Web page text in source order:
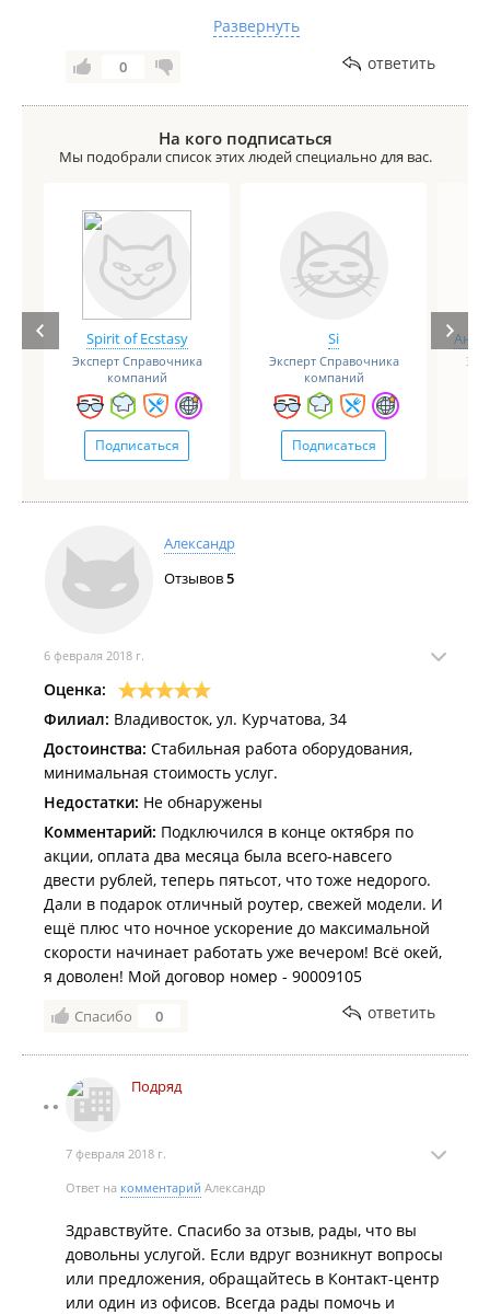
мы писали на сайте
https://podryad.tv/vladivostok/news/10-ianvaria-
byla-sovershena-ddos-ataka-na-server-podriada
Подскажите, пожалуйста, еще наблюдаются
сложности с услугой?
Развернуть
0 ответить
На кого подписаться
Мы подобрали список этих людей специально для вас.
Spirit of Ecstasy
Эксперт Справочника
компаний
Подписаться
Si
Эксперт Справочника
компаний
Подписаться
Александр
Отзывов5
6 февраля 2018 г.
Оценка:
Филиал: Владивосток, ул. Курчатова, 34
Достоинства: Стабильная работа оборудования,
минимальная стоимость услуг.
Недостатки: Не обнаружены
Комментарий: Подключился в конце октября по
акции, оплата два месяца была всего-навсего
двести рублей, теперь пятьсот, что тоже недорого.
Дали в подарок отличный роутер, свежей модели. И
ещё плюс что ночное ускорение до максимальной
скорости начинает работать уже вечером! Всё окей,
я доволен! Мой договор номер - 90009105
Спасибо 0 ответить
Подряд
7 февраля 2018 г.
Ответ на комментарий Александр
Здравствуйте. Спасибо за отзыв, рады, что вы
довольны услугой. Если вдруг возникнут вопросы
или предложения, обращайтесь в Контакт-центр
или один из офисов. Всегда рады помочь и